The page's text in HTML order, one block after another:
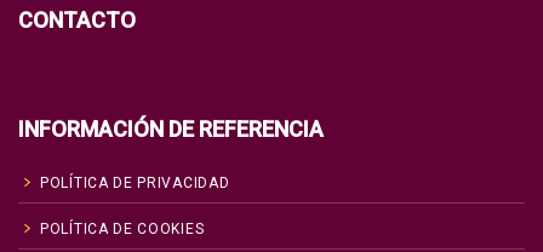
CONTACTO
INFORMACIÓN DE REFERENCIA
POLÍTICA DE PRIVACIDAD
POLÍTICA DE COOKIES